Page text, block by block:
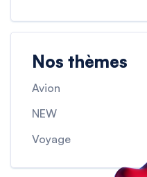
Nos thèmes
Avion
NEW
Voyage